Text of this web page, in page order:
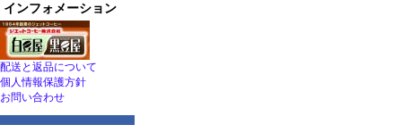
インフォメーション
配送と返品について
個人情報保護方針
お問い合わせ